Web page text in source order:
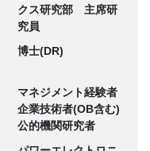
クス研究部 主席研
究員
博士(DR)
マネジメント経験者
企業技術者(OB含む)
公的機関研究者